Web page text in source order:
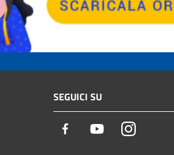
SEGUICI SU
Facebook YoutubeInstagram